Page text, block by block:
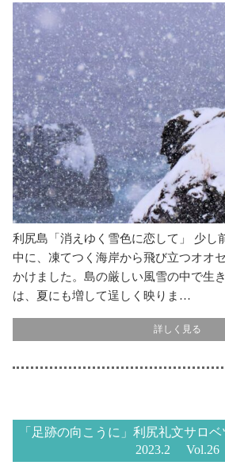
利尻島「消えゆく雪色に恋して」 少し
中に、凍てつく海岸から飛び立つオオ
かけました。島の厳しい風雪の中で生
は、夏にも増して逞しく映りま…
詳しく見る
「足跡の向こうに」利尻礼文サロ
2023.2 Vol.26